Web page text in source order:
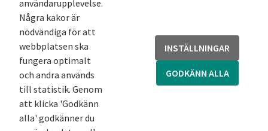
Arkivsök
Fornsök
Fornreg
Bebyggelseregistret
Runor
Kringla
användarupplevelse.
Några kakor är
nödvändiga för att
webbplatsen ska
fungera optimalt
och andra används
till statistik. Genom
att klicka 'Godkänn
alla' godkänner du
INSTÄLLNINGAR
GODKÄNN ALLA